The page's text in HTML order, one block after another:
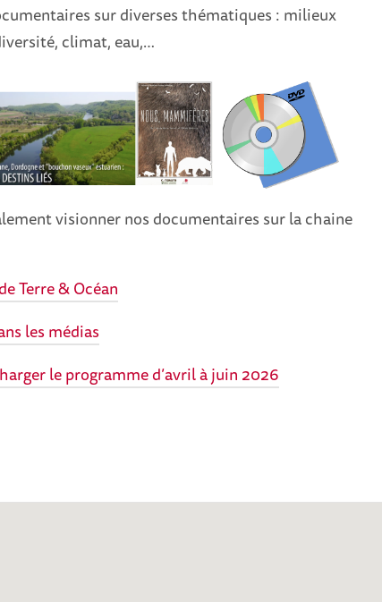
sur diverses thématiques : milieux
climat, eau,…
visionner nos documentaires sur la chaine
Terre & Océan
les médias
le programme d’avril à juin 2026